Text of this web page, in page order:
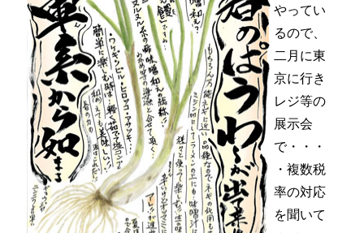
やってい
るので、
二月に東
京に行き
レジ等の
展示会
で・・・
・複数税
率の対応
を聞いて